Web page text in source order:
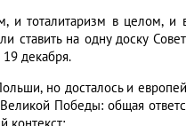
и тоталитаризм в целом, и
ставить на одну доску
декабря.
но досталось и
Победы: общая